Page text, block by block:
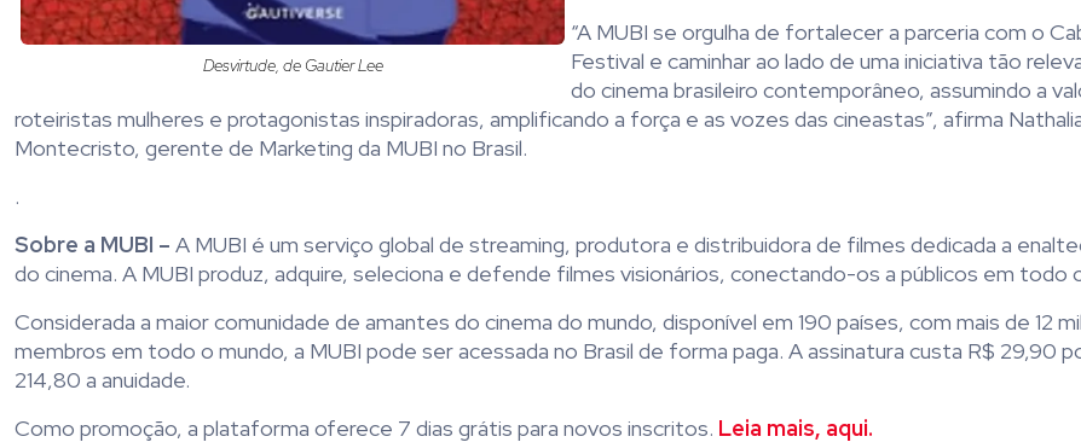
Desvirtude, de Gautier Lee
“A MUBI se orgulha de fortalecer a parceria com o
Festival e caminhar ao lado de uma iniciativa tão
do cinema brasileiro contemporâneo, assumindo a
roteiristas mulheres e protagonistas inspiradoras, amplificando a força e as vozes das cineastas”, afirma
Montecristo, gerente de Marketing da MUBI no Brasil.
.
Sobre a MUBI – A MUBI é um serviço global de streaming, produtora e distribuidora de filmes dedicada a
do cinema. A MUBI produz, adquire, seleciona e defende filmes visionários, conectando-os a públicos em todo
Considerada a maior comunidade de amantes do cinema do mundo, disponível em 190 países, com mais de 12
membros em todo o mundo, a MUBI pode ser acessada no Brasil de forma paga. A assinatura custa R$ 29,90
214,80 a anuidade.
Como promoção, a plataforma oferece 7 dias grátis para novos inscritos. Leia mais, aqui.